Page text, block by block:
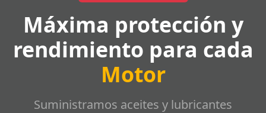
Máxima protección y
rendimiento para cada
Motor
Suministramos aceites y lubricantes